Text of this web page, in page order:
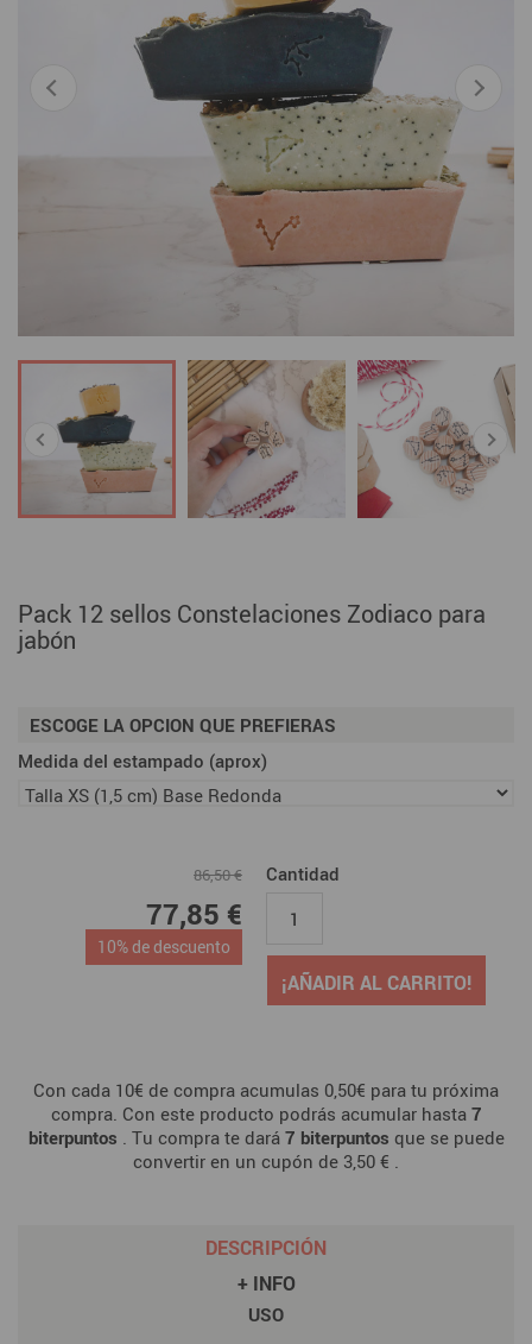
Pack 12 sellos Constelaciones Zodiaco para
jabón
ESCOGE LA OPCION QUE PREFIERAS
Medida del estampado (aprox)
86,50 €
77,85 €
10% de descuento
Cantidad
¡AÑADIR AL CARRITO!
Con cada 10€ de compra acumulas 0,50€ para tu próxima
compra. Con este producto podrás acumular hasta 7
biterpuntos . Tu compra te dará 7 biterpuntos que se puede
convertir en un cupón de 3,50 € .
DESCRIPCIÓN
+ INFO
USO